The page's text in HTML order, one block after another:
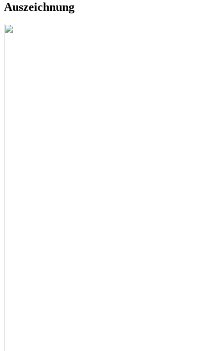
Auszeichnung